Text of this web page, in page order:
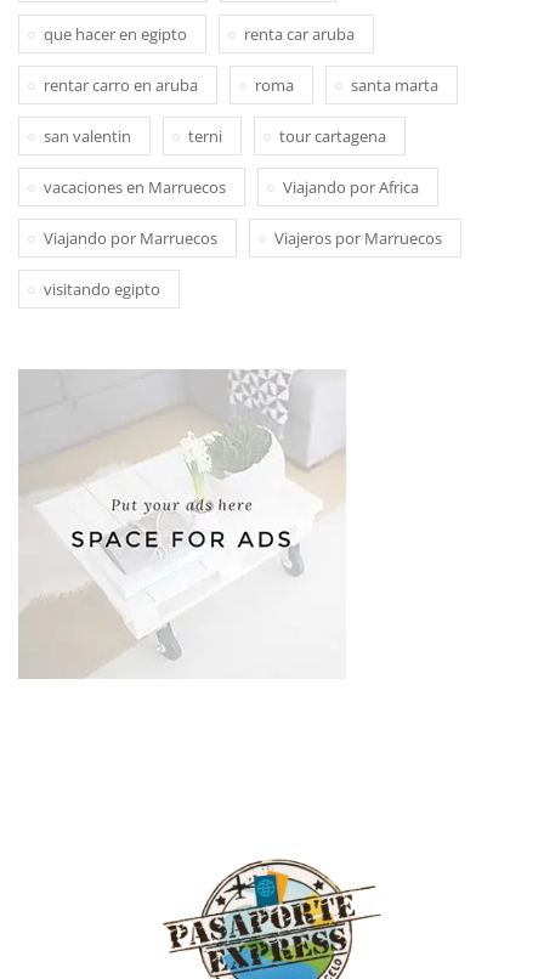
que hacer en egipto renta car aruba
rentar carro en aruba roma santa marta
san valentin terni tour cartagena
vacaciones en Marruecos Viajando por Africa
Viajando por Marruecos Viajeros por Marruecos
visitando egipto